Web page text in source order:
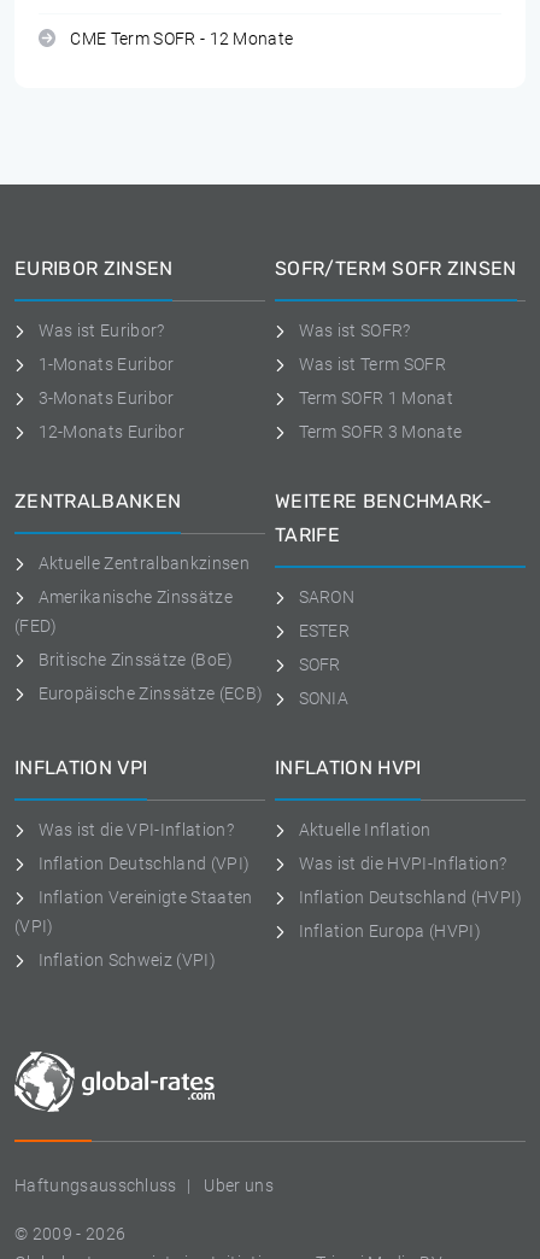
CME Term SOFR - 12 Monate
Haftungsausschluss Uber uns
© 2009 - 2026
EURIBOR ZINSEN
Was ist Euribor?
1-Monats Euribor
3-Monats Euribor
12-Monats Euribor
SOFR/TERM SOFR ZINSEN
Was ist SOFR?
Was ist Term SOFR
Term SOFR 1 Monat
Term SOFR 3 Monate
ZENTRALBANKEN
Aktuelle Zentralbankzinsen
Amerikanische Zinssätze
(FED)
Britische Zinssätze (BoE)
Europäische Zinssätze (ECB)
WEITERE BENCHMARK-
TARIFE
SARON
ESTER
SOFR
SONIA
INFLATION VPI
Was ist die VPI-Inflation?
Inflation Deutschland (VPI)
Inflation Vereinigte Staaten
(VPI)
Inflation Schweiz (VPI)
INFLATION HVPI
Aktuelle Inflation
Was ist die HVPI-Inflation?
Inflation Deutschland (HVPI)
Inflation Europa (HVPI)